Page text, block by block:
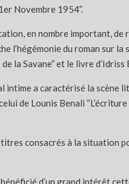
Novembre 1954”.
en nombre important,
l’hégémonie du roman sur
la Savane” et le livre d’Idriss
a caractérisé la scène
de Lounis Benali
consacrés à la situation
d’un grand intérêt